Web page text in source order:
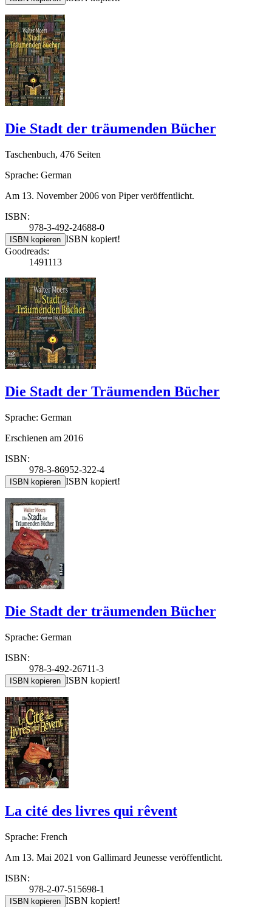
Die Stadt der träumenden Bücher
Taschenbuch, 476 Seiten
Sprache: German
Am 13. November 2006 von Piper veröffentlicht.
ISBN:
978-3-492-24688-0
ISBN kopieren ISBN kopiert!
Goodreads:
1491113
Die Stadt der Träumenden Bücher
Sprache: German
Erschienen am 2016
ISBN:
978-3-86952-322-4
ISBN kopieren ISBN kopiert!
Die Stadt der träumenden Bücher
Sprache: German
ISBN:
978-3-492-26711-3
ISBN kopieren ISBN kopiert!
La cité des livres qui rêvent
Sprache: French
Am 13. Mai 2021 von Gallimard Jeunesse veröffentlicht.
ISBN:
978-2-07-515698-1
ISBN kopieren ISBN kopiert!